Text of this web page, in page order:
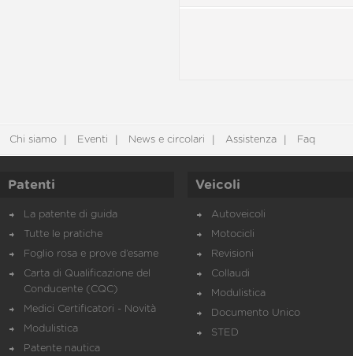
Chi siamo Eventi News e circolari Assistenza Faq
Patenti
La patente di guida
Tutte le pratiche
Foglio rosa e prove d’esame
Carta di Qualificazione del
Conducente (CQC)
Medici Certificatori - Novità
Modulistica
Patente nautica
Veicoli
Autoveicoli
Motocicli
Revisioni
Collaudi
Modulistica
Documento Unico
STED